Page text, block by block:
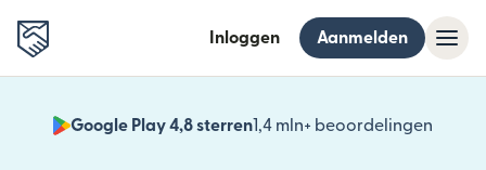
Inloggen Aanmelden
Google Play 4,8 sterren1,4 mln+ beoordelingen